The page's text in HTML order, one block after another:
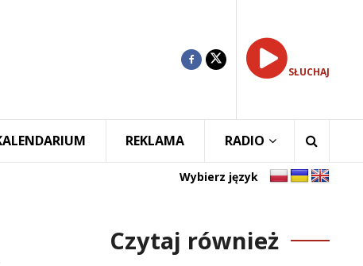
SŁUCHAJ
REKLAMA RADIO
Wybierz język
Czytaj również